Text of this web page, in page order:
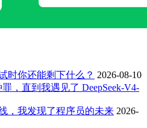
时你还能剩下什么？ 2026-08-10
，直到我遇见了 DeepSeek-V4-
，我发现了程序员的未来 2026-